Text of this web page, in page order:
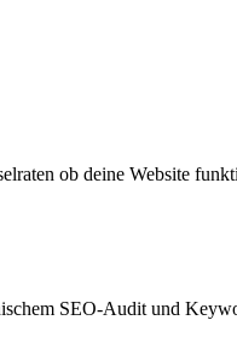
ob deine Website
SEO-Audit und